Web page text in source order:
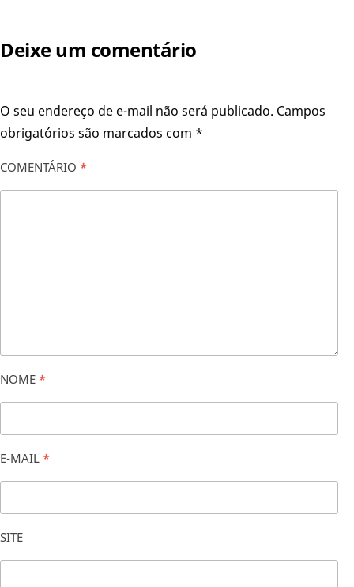
Deixe um comentário
O seu endereço de e-mail não será publicado. Campos
obrigatórios são marcados com *
COMENTÁRIO *
NOME *
E-MAIL *
SITE